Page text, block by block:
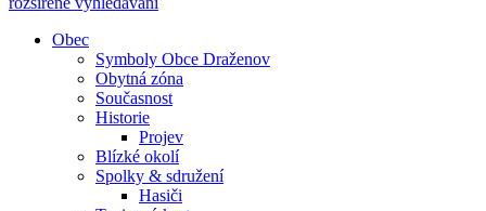
Obec
Symboly Obce Draženov
Obytná zóna
Současnost
Historie
Projev
Blízké okolí
Spolky & sdružení
Hasiči